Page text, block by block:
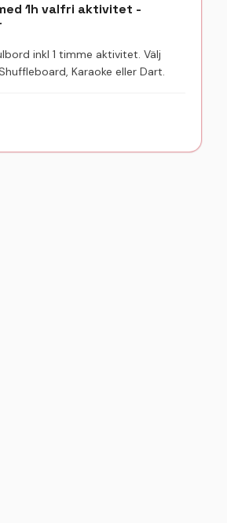
1h valfri aktivitet -
inkl 1 timme aktivitet. Välj
Karaoke eller Dart.